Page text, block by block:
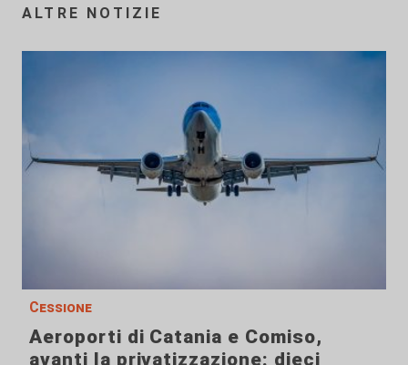
ALTRE NOTIZIE
Cessione
Aeroporti di Catania e Comiso,
avanti la privatizzazione: dieci